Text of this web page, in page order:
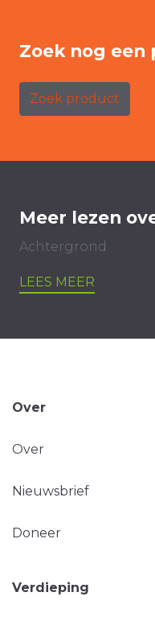
Zoek nog een
Zoek product
Meer lezen
Achtergrond
LEES MEER
Over
Over
Nieuwsbrief
Doneer
Verdieping